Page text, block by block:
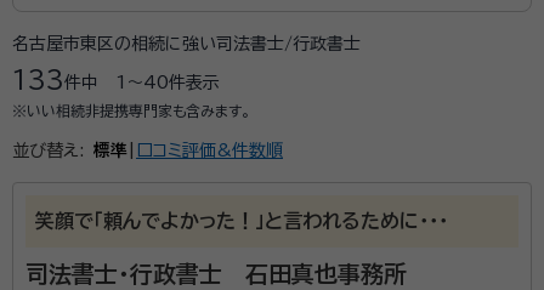
名古屋市東区の相続に強い司法書士/行政書士
133件中 1〜40件表示
※いい相続非提携専門家も含みます。
並び替え: 標準 口コミ評価&件数順
笑顔で「頼んでよかった！」と言われるために・・・
司法書士・行政書士 石田真也事務所